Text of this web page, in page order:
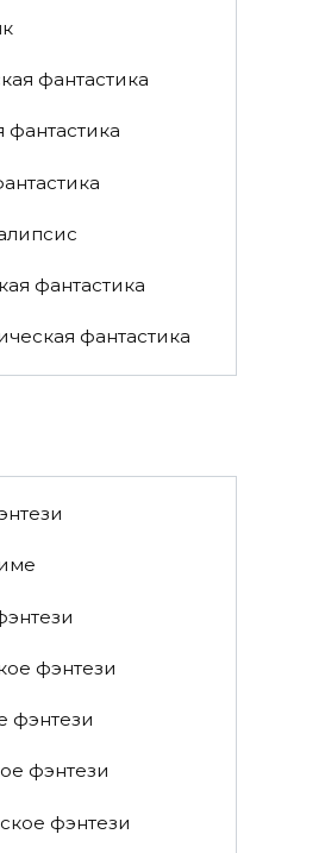
фантастика
фантастика
фантастика
фэнтези
фэнтези
фэнтези
фэнтези